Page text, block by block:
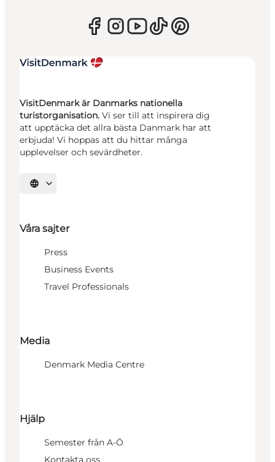
VisitDenmark är Danmarks nationella
turistorganisation. Vi ser till att inspirera dig
att upptäcka det allra bästa Danmark har att
erbjuda! Vi hoppas att du hittar många
upplevelser och sevärdheter.
Välj språk
Våra sajter
Press
Business Events
Travel Professionals
Media
Denmark Media Centre
Hjälp
Semester från A-Ö